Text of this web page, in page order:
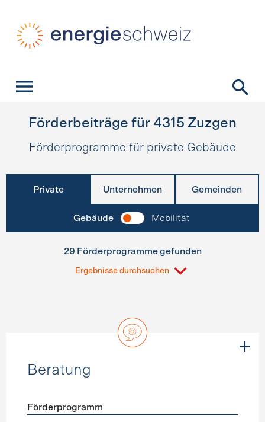
Förderbeiträge für 4315 Zuzgen
Förderprogramme für private Gebäude
Private Unternehmen Gemeinden
Gebäude Mobilität
29 Förderprogramme gefunden
Ergebnisse durchsuchen
Beratung
Förderprogramm